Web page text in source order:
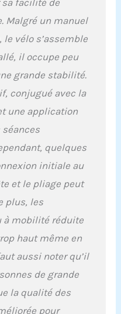
un confort
même lors
que son système
rapide vous fait
Idéal pour une
régulière,
3 heures par
en toute liberté
chez vous.
ET COMPACT :
n'aurez besoin que
pour placer
nouveau vélo, qui
à votre disposition à
Son poids
une stabilité à
votre
à chaque
intégrées,
le déplacer
facilité de
Malgré un manuel
vélo s’assemble
il occupe peu
grande stabilité.
conjugué avec la
une application
quelques
initiale au
et le pliage peut
plus, les
mobilité réduite
haut même en
aussi noter qu’il
de grande
la qualité des
pour